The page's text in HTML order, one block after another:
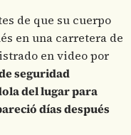
de que su cuerpo
en una carretera de
en video por
seguridad
del lugar para
días después